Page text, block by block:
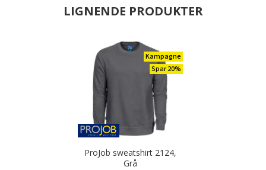
LIGNENDE PRODUKTER
Kampagne
Spar 20%
ProJob sweatshirt 2124,
Grå